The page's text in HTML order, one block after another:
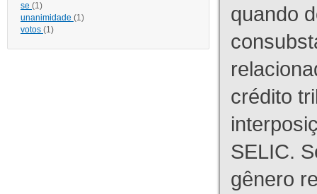
se (1)
unanimidade (1)
votos (1)
quando
crédito
SELIC.
gênero